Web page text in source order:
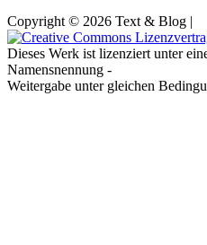
Copyright © 2026 Text & Blog |
Dieses Werk ist lizenziert unter
Namensnennung -
Weitergabe unter gleichen